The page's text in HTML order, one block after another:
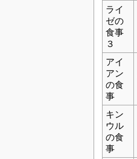
ライ
ゼの
食事
３
アイ
アン
の食
事
キン
ウル
の食
事